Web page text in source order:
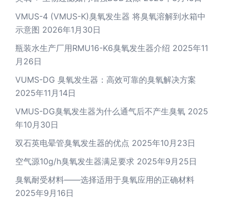
VMUS-4 (VMUS-K)臭氧发生器 将臭氧溶解到水箱中
示意图 2026年1月30日
瓶装水生产厂用RMU16-K6臭氧发生器介绍 2025年11
月26日
VUMS-DG 臭氧发生器：高效可靠的臭氧解决方案
2025年11月14日
VMUS-DG臭氧发生器为什么通气后不产生臭氧 2025
年10月30日
双石英电晕管臭氧发生器的优点 2025年10月23日
空气源10g/h臭氧发生器满足要求 2025年9月25日
臭氧耐受材料——选择适用于臭氧应用的正确材料
2025年9月16日